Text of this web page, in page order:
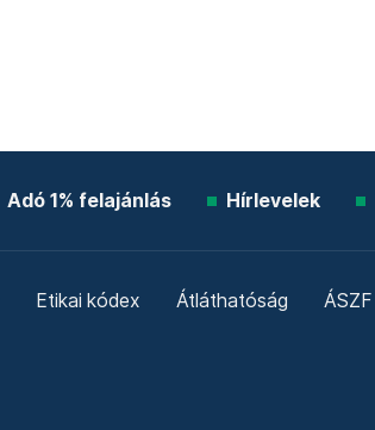
Adó 1% felajánlás Hírlevelek
Etikai kódex Átláthatóság ÁSZF